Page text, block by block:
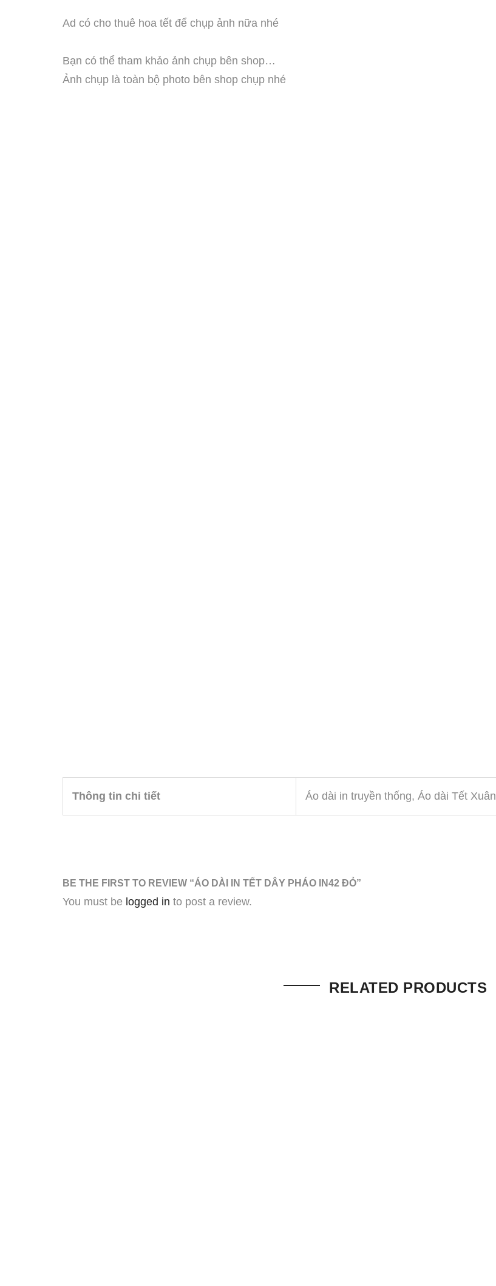
Ad có cho thuê hoa tết để chụp ảnh nữa nhé
Bạn có thể tham khảo ảnh chụp bên shop…
Ảnh chụp là toàn bộ photo bên shop chụp nhé
Thông tin chi tiết Áo dài in truyền thống, Áo dài Tết Xuân
BE THE FIRST TO REVIEW “ÁO DÀI IN TẾT DÂY PHÁO IN42 ĐỎ”
You must be logged in to post a review.
RELATED PRODUCTS